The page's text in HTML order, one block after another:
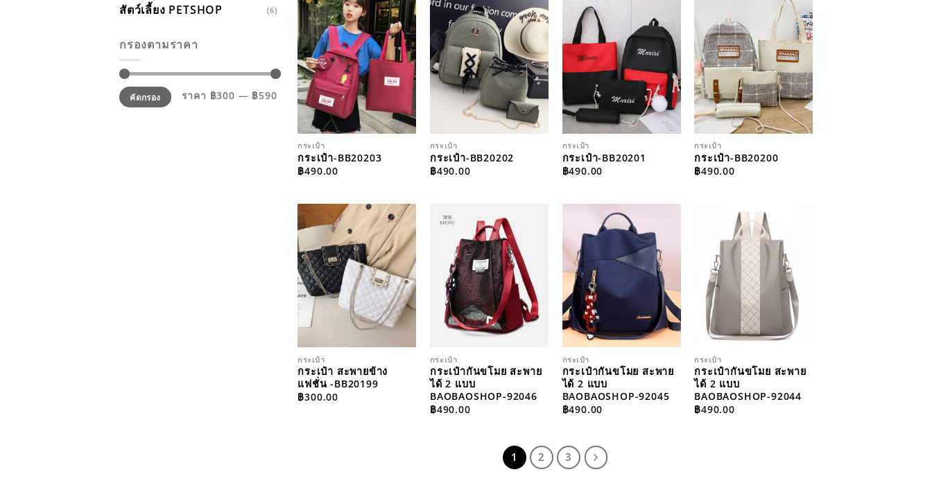
สัตว์เลี้ยง PETSHOP (6)
กรองตามราคา
ราคา
ต่ำ
สุด
ราคา
สูงสุดคัดกรอง ราคา ฿300 — ฿590
ADD TO
WISHLIST
กระเป๋า
กระเป๋า-BB20203
฿490.00
ADD TO
WISHLIST
กระเป๋า
กระเป๋า-BB20202
฿490.00
ADD TO
WISHLIST
กระเป๋า
กระเป๋า-BB20201
฿490.00
ADD TO
WISHLIST
กระเป๋า
กระเป๋า-BB20200
฿490.00
ADD TO
WISHLIST
กระเป๋า
กระเป๋า สะพายข้าง
แฟชั่น -BB20199
฿300.00
ADD TO
WISHLIST
กระเป๋า
กระเป๋ากันขโมย สะพาย
ได้ 2 แบบ
BAOBAOSHOP-92046
฿490.00
ADD TO
WISHLIST
กระเป๋า
กระเป๋ากันขโมย สะพาย
ได้ 2 แบบ
BAOBAOSHOP-92045
฿490.00
ADD TO
WISHLIST
กระเป๋า
กระเป๋ากันขโมย สะพาย
ได้ 2 แบบ
BAOBAOSHOP-92044
฿490.00
1 2 3